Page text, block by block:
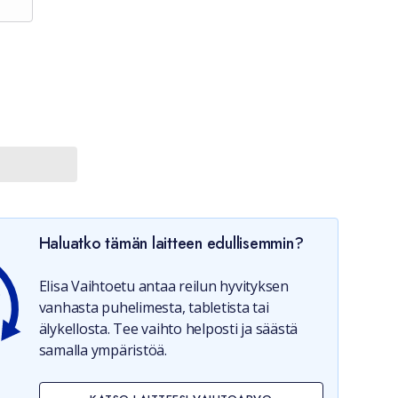
Haluatko tämän laitteen edullisemmin?
Elisa Vaihtoetu antaa reilun hyvityksen
vanhasta puhelimesta, tabletista tai
älykellosta. Tee vaihto helposti ja säästä
samalla ympäristöä.